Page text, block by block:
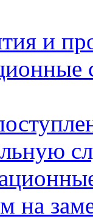
и
на